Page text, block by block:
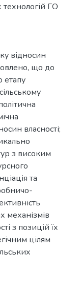
ГО
відносин
що до
етапу
власності;
з високим
та
механізмів
з позицій їх
цілям